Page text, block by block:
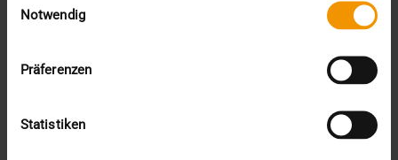
Notwendig
Präferenzen
Statistiken